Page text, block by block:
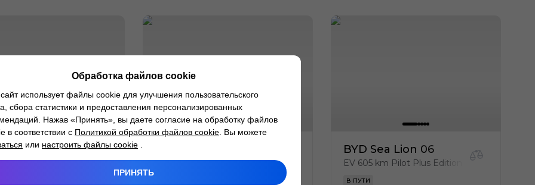
Lion 06
km Pilot Plus Edition EV 605 km Pilot Plus Edition
BYD Sea Lion 06
EV 605 km Pilot Plus Edition
В ПУТИ
Обработка файлов cookie
использует файлы cookie для улучшения пользовательского
сбора статистики и предоставления персонализированных
Нажав «Принять», вы даете согласие на обработку файлов
в соответствии с Политикой обработки файлов cookie . Вы можете
или настроить файлы cookie
ПРИНЯТЬ